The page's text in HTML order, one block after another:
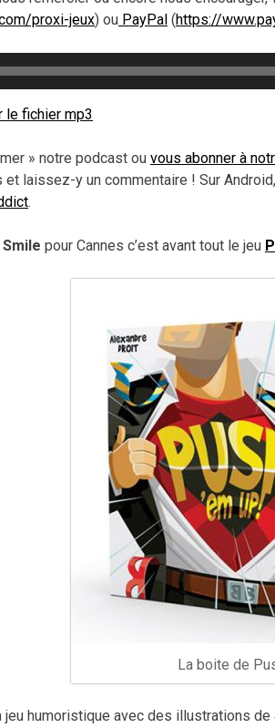
proxi-jeux) ou PayPal (https://
le fichier mp3
» notre podcast ou vous abonner à
et laissez-y un commentaire ! Sur
.
Smile pour Cannes c’est avant tout le jeu
La boite de
jeu humoristique avec des illustrations de